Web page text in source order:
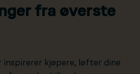
fra øverste
inspirerer kjøpere, løfter dine